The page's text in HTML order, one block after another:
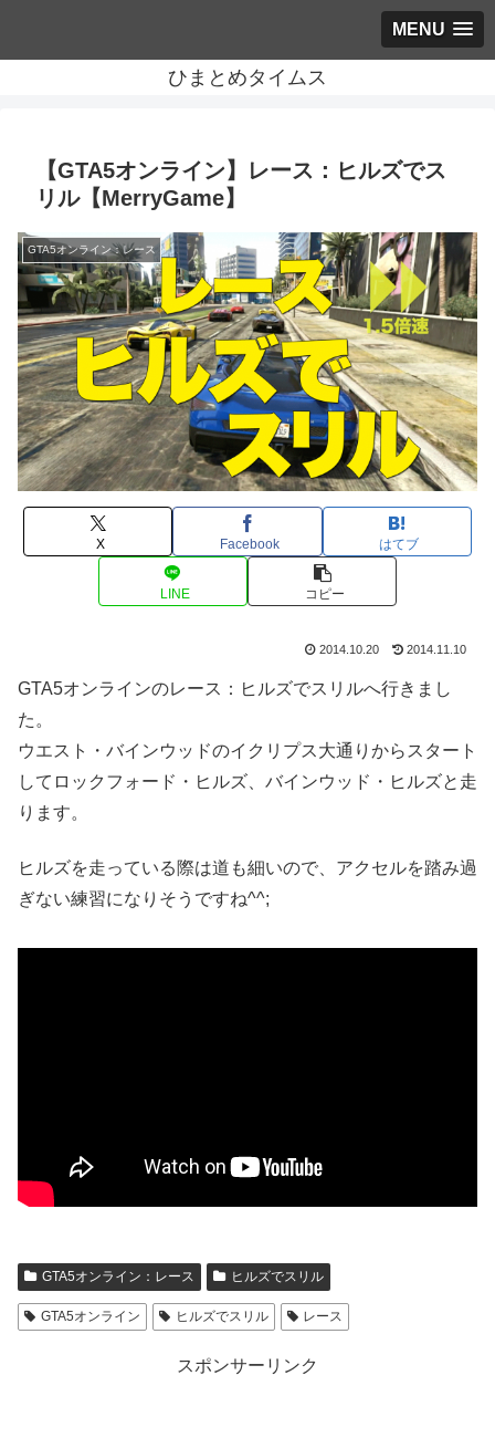
MENU
ひまとめタイムス
【GTA5オンライン】レース：ヒルズでス
リル【MerryGame】
GTA5オンライン：レース
X Facebook はてブ
LINE コピー
2014.10.20 2014.11.10
GTA5オンラインのレース：ヒルズでスリルへ行きまし
た。
ウエスト・バインウッドのイクリプス大通りからスタート
してロックフォード・ヒルズ、バインウッド・ヒルズと走
ります。
ヒルズを走っている際は道も細いので、アクセルを踏み過
ぎない練習になりそうですね^^;
GTA5オンライン：レース ヒルズでスリル
GTA5オンライン ヒルズでスリル レース
スポンサーリンク